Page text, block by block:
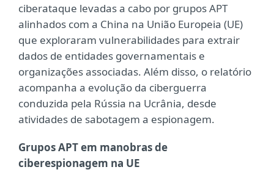
ciberataque levadas a cabo por grupos APT
alinhados com a China na União Europeia (UE)
que exploraram vulnerabilidades para extrair
dados de entidades governamentais e
organizações associadas. Além disso, o relatório
acompanha a evolução da ciberguerra
conduzida pela Rússia na Ucrânia, desde
atividades de sabotagem a espionagem.
Grupos APT em manobras de
ciberespionagem na UE